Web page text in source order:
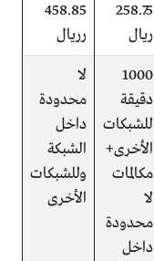
258.75
ريال
458.85
رريال
1000
دقيقة
للشبكات
الأخرى+
مكالمات
لا
محدودة
داخل
لا
محدودة
داخل
الشبكة
وللشبكات
الأخرى